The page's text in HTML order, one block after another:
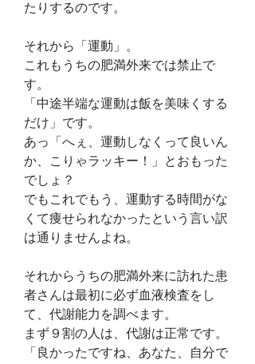
たりするのです。
それから「運動」。
これもうちの肥満外来では禁止で
す。
「中途半端な運動は飯を美味くする
だけ」です。
あっ「へぇ、運動しなくって良いん
か、こりゃラッキー！」とおもった
でしょ？
でもこれでもう、運動する時間がな
くて痩せられなかったという言い訳
は通りませんよね。
それからうちの肥満外来に訪れた患
者さんは最初に必ず血液検査をし
て、代謝能力を調べます。
まず９割の人は、代謝は正常です。
「良かったですね、あなた、自分で